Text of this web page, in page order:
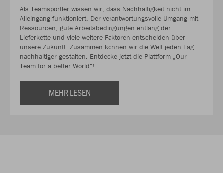
Als Teamsportler wissen wir, dass Nachhaltigkeit nicht im
Alleingang funktioniert. Der verantwortungsvolle Umgang mit
Ressourcen, gute Arbeitsbedingungen entlang der
Lieferkette und viele weitere Faktoren entscheiden über
unsere Zukunft. Zusammen können wir die Welt jeden Tag
nachhaltiger gestalten. Entdecke jetzt die Plattform „Our
Team for a better World“!
MEHR LESEN